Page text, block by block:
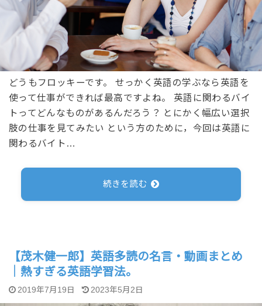
どうもフロッキーです。 せっかく英語の学ぶなら英語を
使って仕事ができれば最高ですよね。 英語に関わるバイ
トってどんなものがあるんだろう？ とにかく幅広い選択
肢の仕事を見てみたい という方のために，今回は英語に
関わるバイト…
続きを読む
【茂木健一郎】英語多読の名言・動画まとめ
｜熱すぎる英語学習法。
2019年7月19日 2023年5月2日